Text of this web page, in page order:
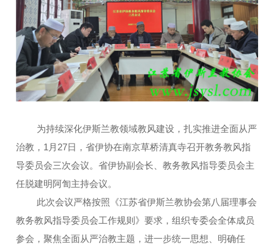
为持续深化伊斯兰教领域教风建设，扎实推进全面从严
治教，1月27日，省伊协在南京草桥清真寺召开教务教风指
导委员会三次会议。省伊协副会长、教务教风指导委员会主
任脱建明阿訇主持会议。
此次会议严格按照《江苏省伊斯兰教协会第八届理事会
教务教风指导委员会工作规则》要求，组织专委会全体成员
参会，聚焦全面从严治教主题，进一步统一思想、明确任